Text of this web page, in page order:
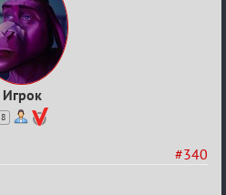
Игрок
8
#340